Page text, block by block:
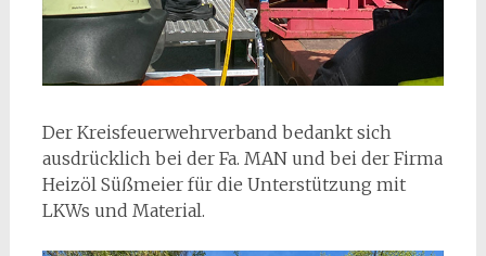
Der Kreisfeuerwehrverband bedankt sich
ausdrücklich bei der Fa. MAN und bei der Firma
Heizöl Süßmeier für die Unterstützung mit
LKWs und Material.